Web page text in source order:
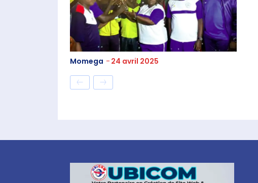
Momega - 24 avril 2025